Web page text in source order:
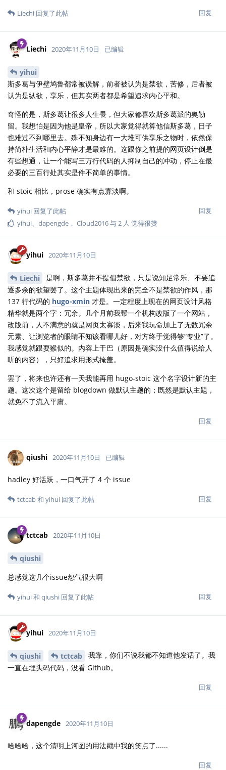
回复
Liechi 回复了此帖
Liechi 2020年11月10日 已编辑
yihui
斯多葛与伊壁鸠鲁都常被误解，前者被认为是禁欲，苦修，后者被
认为是纵欲，享乐，但其实两者都是希望追求内心平和。
奇怪的是，斯多葛让很多人生畏，但大家都喜欢斯多葛派的奥勒
留。我想怕是因为他是皇帝，所以大家觉得就算他信斯多葛，日子
也难过不到哪里去。殊不知身边有一大堆可供享乐之物时，依然保
持简朴生活和内心平静才是最难的。这跟你之前提的网页设计倒是
有些想通，让一个能写三万行代码的人抑制自己的冲动，停止在最
必要的三百行处其实是件不简单的事情。
和 stoic 相比，prose 确实有点寡淡啊。
回复
yihui 回复了此帖
yihui
dapengde ， Cloud2016与 2 人 觉得很赞
yihui 2020年11月10日
Liechi
是啊，斯多葛并不提倡禁欲，只是说知足常乐、不要追
逐多余的欲望罢了。这个主题体现出来的完全不是禁欲的作风，那
137 行代码的 hugo-xmin 才是。一定程度上现在的网页设计风格
精华就是两个字：冗余。几个月前我帮一个机构改版了一个网站，
改版前，人不满意的就是网页太寡淡，后来我玩命加上了无数冗余
元素、让浏览者的眼睛不知该看哪儿好，对方终于觉得够“专业”了。
我感觉就跟耍猴似的。内容上干巴（原因是确实没什么值得说给人
听的内容），只好追求用形式掩盖。
罢了，将来也许还有一天我能再用 hugo-stoic 这个名字设计新的主
题。这次这个是留给 blogdown 做默认主题的；既然是默认主题，
就免不了流入平庸。
回复
qiushi 2020年11月10日 已编辑
hadley 好活跃，一口气开了 4 个 issue
回复
tctcab和 yihui 回复了此帖
tctcab 2020年11月10日
qiushi
总感觉这几个issue怨气很大啊
回复
yihui和 qiushi 回复了此帖
yihui 2020年11月10日
qiushi tctcab
我靠，你们不说我都不知道他发话了。我
一直在埋头码代码，没看 Github。
回复
dapengde 2020年11月10日
哈哈哈，这个清明上河图的用法戳中我的笑点了......
回复